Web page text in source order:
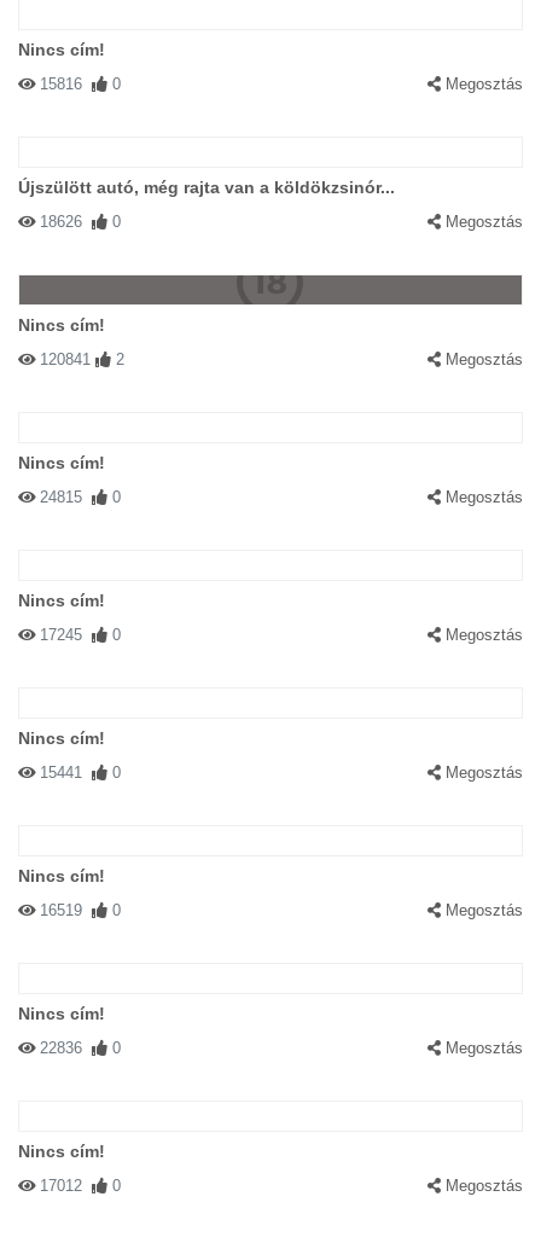
Nincs cím!
15816 0 Megosztás
Újszülött autó, még rajta van a köldökzsinór...
18626 0 Megosztás
Nincs cím!
120841 2 Megosztás
Nincs cím!
24815 0 Megosztás
Nincs cím!
17245 0 Megosztás
Nincs cím!
15441 0 Megosztás
Nincs cím!
16519 0 Megosztás
Nincs cím!
22836 0 Megosztás
Nincs cím!
17012 0 Megosztás